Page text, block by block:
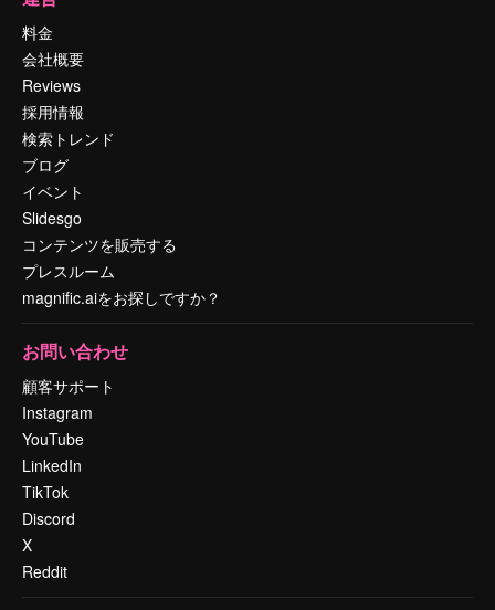
料金
会社概要
Reviews
採用情報
検索トレンド
ブログ
イベント
Slidesgo
コンテンツを販売する
プレスルーム
magnific.aiをお探しですか？
お問い合わせ
顧客サポート
Instagram
YouTube
LinkedIn
TikTok
Discord
X
Reddit